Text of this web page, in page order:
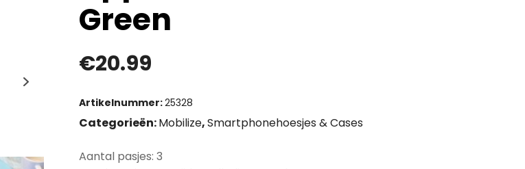
Green
€20.99
Artikelnummer:25328
Categorieën:Mobilize,Smartphonehoesjes & Cases
Aantal pasjes: 3